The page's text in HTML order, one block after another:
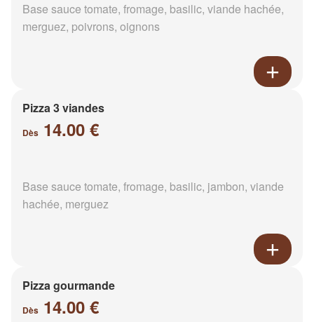
Base sauce tomate, fromage, basilic, viande hachée,
merguez, poivrons, oignons
Pizza 3 viandes
Dès 14.00 €
Base sauce tomate, fromage, basilic, jambon, viande
hachée, merguez
Pizza gourmande
Dès 14.00 €